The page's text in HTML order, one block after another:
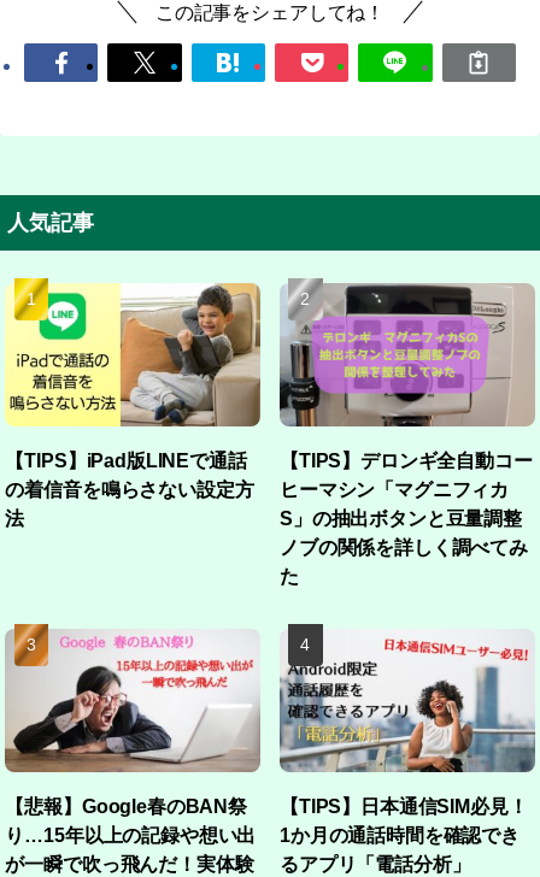
この記事をシェアしてね！
人気記事
【TIPS】iPad版LINEで通話
の着信音を鳴らさない設定方
法
【TIPS】デロンギ全自動コー
ヒーマシン「マグニフィカ
S」の抽出ボタンと豆量調整
ノブの関係を詳しく調べてみ
た
【悲報】Google春のBAN祭
り…15年以上の記録や想い出
が一瞬で吹っ飛んだ！実体験
【TIPS】日本通信SIM必見！
1か月の通話時間を確認でき
るアプリ「電話分析」